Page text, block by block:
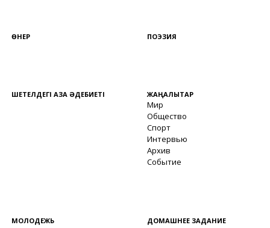
ӨНЕР ПОЭЗИЯ
ШЕТЕЛДЕГІ ҚАЗАҚ ӘДЕБИЕТІ ЖАҢАЛЫҚТАР
Мир
Общество
Спорт
Интервью
Архив
Событие
МОЛОДЕЖЬ ДОМАШНЕЕ ЗАДАНИЕ